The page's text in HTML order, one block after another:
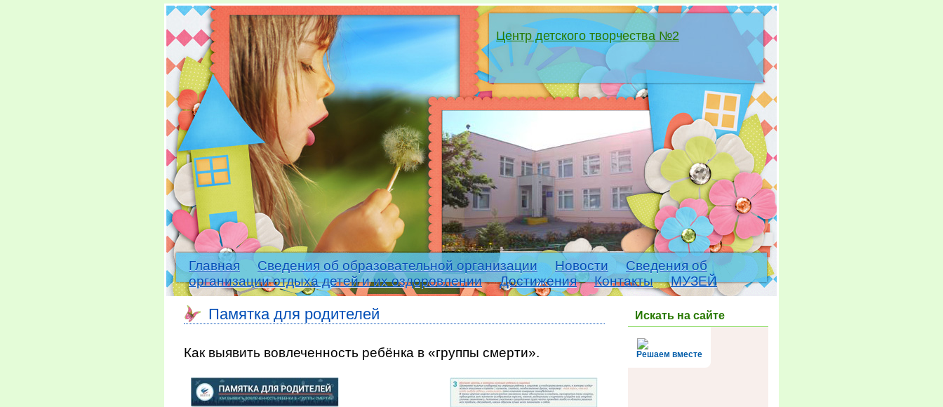
Центр детского творчества №2
Главная Сведения об образовательной организации Новости
Сведения об
организации отдыха детей и их оздоровлении
Достижения Контакты МУЗЕЙ
Памятка для родителей
Как выявить вовлеченность ребёнка в «группы смерти».
Искать на сайте
Решаем вместе